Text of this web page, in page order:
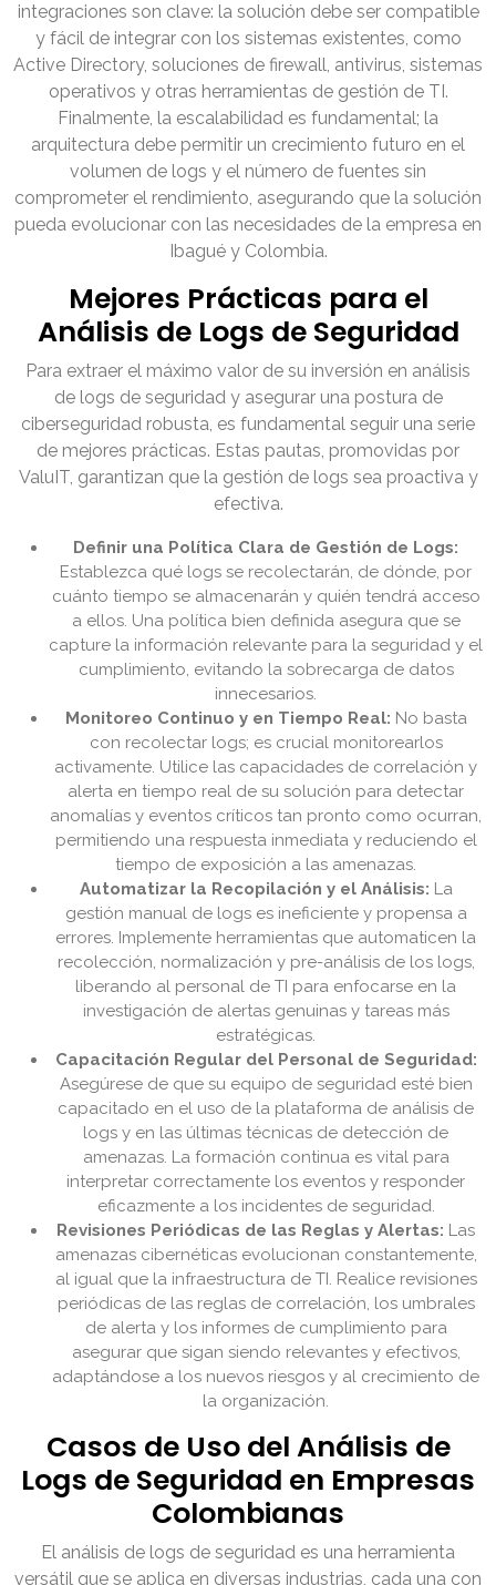
integraciones son clave: la solución debe ser compatible
y fácil de integrar con los sistemas existentes, como
Active Directory, soluciones de firewall, antivirus, sistemas
operativos y otras herramientas de gestión de TI.
Finalmente, la escalabilidad es fundamental; la
arquitectura debe permitir un crecimiento futuro en el
volumen de logs y el número de fuentes sin
comprometer el rendimiento, asegurando que la solución
pueda evolucionar con las necesidades de la empresa en
Ibagué y Colombia.
Mejores Prácticas para el
Análisis de Logs de Seguridad
Para extraer el máximo valor de su inversión en análisis
de logs de seguridad y asegurar una postura de
ciberseguridad robusta, es fundamental seguir una serie
de mejores prácticas. Estas pautas, promovidas por
ValuIT, garantizan que la gestión de logs sea proactiva y
efectiva.
Definir una Política Clara de Gestión de Logs:
Establezca qué logs se recolectarán, de dónde, por
cuánto tiempo se almacenarán y quién tendrá acceso
a ellos. Una política bien definida asegura que se
capture la información relevante para la seguridad y el
cumplimiento, evitando la sobrecarga de datos
innecesarios.
Monitoreo Continuo y en Tiempo Real: No basta
con recolectar logs; es crucial monitorearlos
activamente. Utilice las capacidades de correlación y
alerta en tiempo real de su solución para detectar
anomalías y eventos críticos tan pronto como ocurran,
permitiendo una respuesta inmediata y reduciendo el
tiempo de exposición a las amenazas.
Automatizar la Recopilación y el Análisis: La
gestión manual de logs es ineficiente y propensa a
errores. Implemente herramientas que automaticen la
recolección, normalización y pre-análisis de los logs,
liberando al personal de TI para enfocarse en la
investigación de alertas genuinas y tareas más
estratégicas.
Capacitación Regular del Personal de Seguridad:
Asegúrese de que su equipo de seguridad esté bien
capacitado en el uso de la plataforma de análisis de
logs y en las últimas técnicas de detección de
amenazas. La formación continua es vital para
interpretar correctamente los eventos y responder
eficazmente a los incidentes de seguridad.
Revisiones Periódicas de las Reglas y Alertas: Las
amenazas cibernéticas evolucionan constantemente,
al igual que la infraestructura de TI. Realice revisiones
periódicas de las reglas de correlación, los umbrales
de alerta y los informes de cumplimiento para
asegurar que sigan siendo relevantes y efectivos,
adaptándose a los nuevos riesgos y al crecimiento de
la organización.
Casos de Uso del Análisis de
Logs de Seguridad en Empresas
Colombianas
El análisis de logs de seguridad es una herramienta
versátil que se aplica en diversas industrias, cada una con